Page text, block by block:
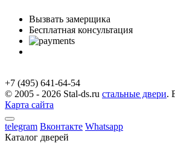
Вызвать замерщика
Бесплатная консультация
+7 (495) 641-64-54
© 2005 - 2026 Stal-ds.ru стальные двери.
Карта сайта
telegram Вконтакте Whatsapp
Каталог дверей